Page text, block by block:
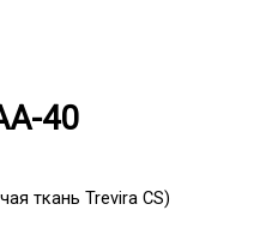
40
ткань Trevira CS)